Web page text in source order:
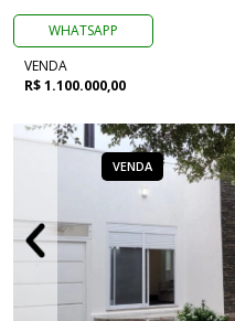
WHATSAPP
VENDA
R$ 1.100.000,00
VENDA